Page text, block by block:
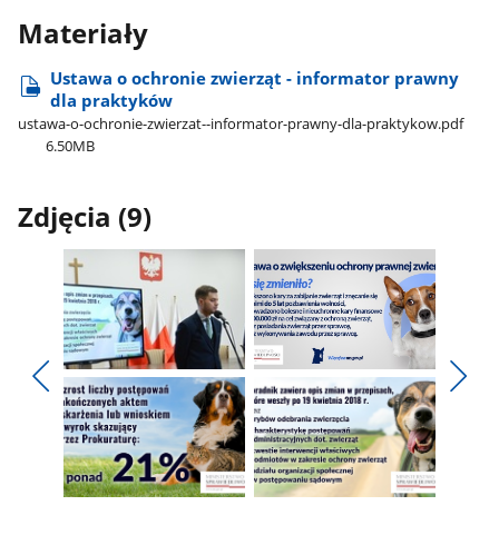
Materiały
Ustawa o ochronie zwierząt - informator prawny
dla praktyków
ustawa-o-ochronie-zwierzat--informator-prawny-dla-praktykow.pdf
6.50MB
Zdjęcia (9)
Pokaż
poprzednie
zdjęcia
Pokaż
zdjęcie
1
z
galerii.
Pokaż
zdjęcie
2
z
galerii.